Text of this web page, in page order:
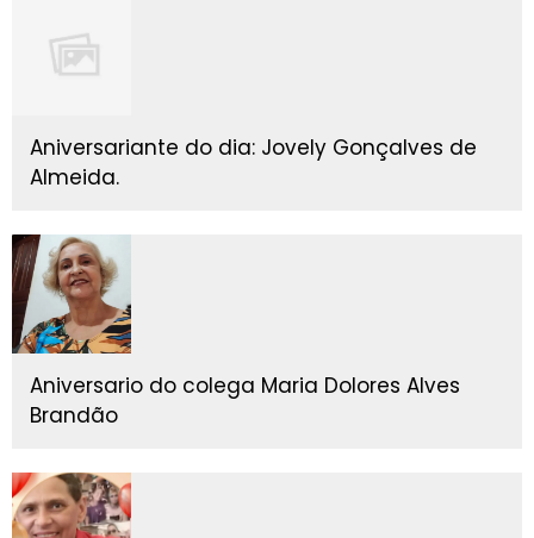
Aniversariante do dia: Jovely Gonçalves de
Almeida.
Aniversario do colega Maria Dolores Alves
Brandão